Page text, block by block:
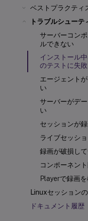
ベストプラクティ
トラブルシューテ
サーバーコン
ルできない
インストール
のテストに失
エージェント
い
サーバーがデ
い
セッションが
ライブセッシ
録画が破損し
コンポーネン
Playerで録画
Linuxセッション
ドキュメント履歴